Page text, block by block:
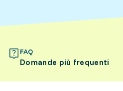
FAQ
Domande più frequenti